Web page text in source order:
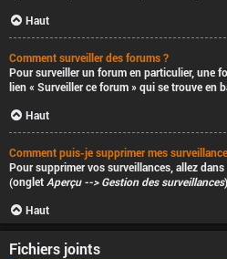
Haut
Comment surveiller des forums ?
Pour surveiller un forum en particulier, une
lien « Surveiller ce forum » qui se trouve en
Haut
Comment puis-je supprimer mes
Pour supprimer vos surveillances, allez
(onglet Aperçu --> Gestion des surveillances
Haut
Fichiers joints